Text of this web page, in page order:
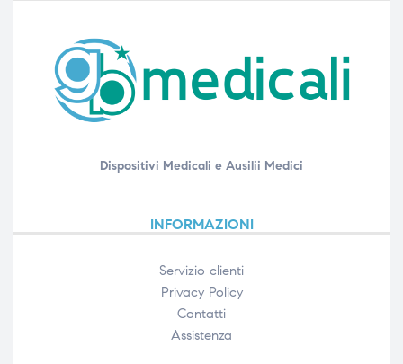
Dispositivi Medicali e Ausilii Medici
INFORMAZIONI
Servizio clienti
Privacy Policy
Contatti
Assistenza